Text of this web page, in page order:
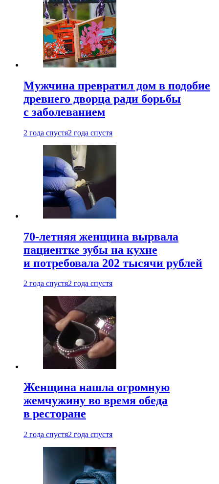
Мужчина превратил дом в подобие
древнего дворца ради борьбы
с заболеванием
2 года спустя2 года спустя
70-летняя женщина вырвала
пациентке зубы на кухне
и потребовала 202 тысячи рублей
2 года спустя2 года спустя
Женщина нашла огромную
жемчужину во время обеда
в ресторане
2 года спустя2 года спустя